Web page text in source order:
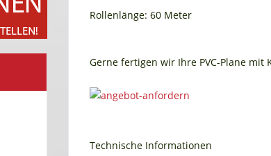
Rollenlänge: 60 Meter
Gerne fertigen wir Ihre PVC-Plane mit
Technische Informationen